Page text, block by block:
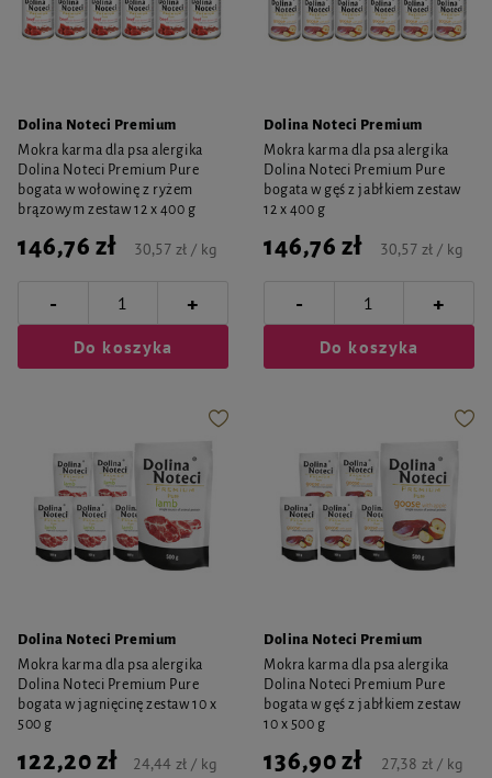
Dolina Noteci Premium
Mokra karma dla psa alergika
Dolina Noteci Premium Pure
bogata w wołowinę z ryżem
brązowym zestaw 12 x 400 g
146,76 zł 30,57 zł / kg
- +
Do koszyka
Dolina Noteci Premium
Mokra karma dla psa alergika
Dolina Noteci Premium Pure
bogata w gęś z jabłkiem zestaw
12 x 400 g
146,76 zł 30,57 zł / kg
- +
Do koszyka
Dolina Noteci Premium
Mokra karma dla psa alergika
Dolina Noteci Premium Pure
bogata w jagnięcinę zestaw 10 x
500 g
122,20 zł 24,44 zł / kg
Dolina Noteci Premium
Mokra karma dla psa alergika
Dolina Noteci Premium Pure
bogata w gęś z jabłkiem zestaw
10 x 500 g
136,90 zł 27,38 zł / kg